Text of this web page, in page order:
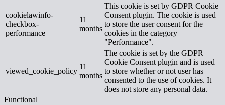
cookielawinfo-
checkbox-
performance
11
months
This cookie is set by GDPR Cookie
Consent plugin. The cookie is used
to store the user consent for the
cookies in the category
"Performance".
viewed_cookie_policy
11
months
The cookie is set by the GDPR
Cookie Consent plugin and is used
to store whether or not user has
consented to the use of cookies. It
does not store any personal data.
Functional